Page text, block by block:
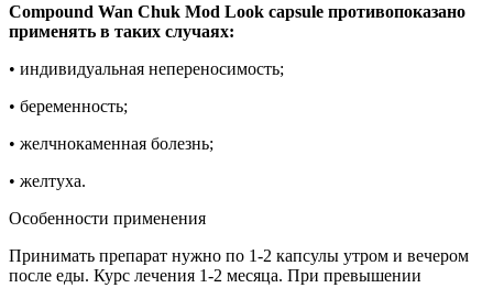
Compound Wan Chuk Mod Look capsule противопоказано
применять в таких случаях:
• индивидуальная непереносимость;
• беременность;
• желчнокаменная болезнь;
• желтуха.
Особенности применения
Принимать препарат нужно по 1-2 капсулы утром и вечером
после еды. Курс лечения 1-2 месяца. При превышении